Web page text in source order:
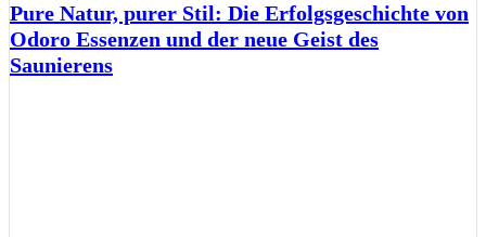
Pure Natur, purer Stil: Die Erfolgsgeschichte von
Odoro Essenzen und der neue Geist des
Saunierens